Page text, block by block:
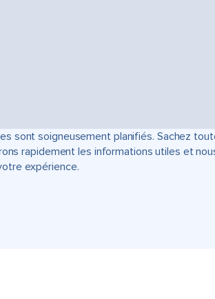
sont soigneusement planifiés. Sachez
rapidement les informations utiles et
expérience.